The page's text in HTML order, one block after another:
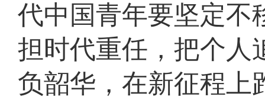
代中国青年要坚定不
担时代重任，把个人
负韶华，在新征程上